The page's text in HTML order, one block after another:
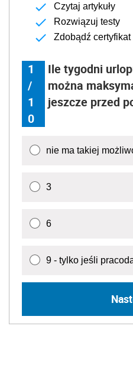
Czytaj artykuły
Rozwiązuj testy
Zdobądź certyfikat
1
/
1
0
Ile tygodni
można
jeszcze przed
nie ma takiej
3
6
9 - tylko jeśli